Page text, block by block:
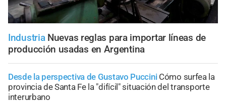
Industria Nuevas reglas para importar líneas de
producción usadas en Argentina
Desde la perspectiva de Gustavo Puccini Cómo surfea la
provincia de Santa Fe la "difícil" situación del transporte
interurbano